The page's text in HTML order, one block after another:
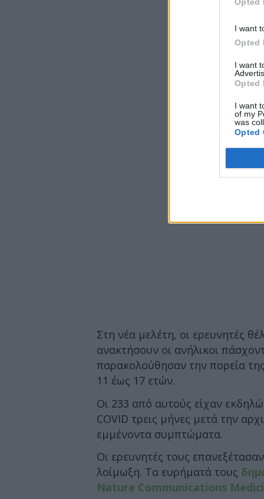
I want
Opted
I want
Opted
I want
of my
was
Opted
Στη νέα μελέτη, οι ερευνητές
ανακτήσουν οι ανήλικοι
παρακολούθησαν την πορεία
11 έως 17 ετών.
Οι 233 από αυτούς είχαν
COVID τρεις μήνες μετά την
εμμένοντα συμπτώματα.
Οι ερευνητές τους
λοίμωξη. Τα ευρήματά τους
Nature Communications